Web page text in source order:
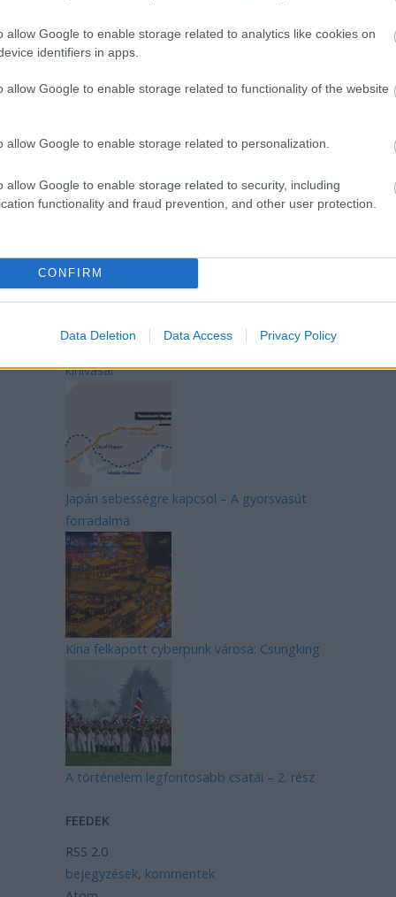
allow Google to enable storage related to analytics like cookies on
identifiers in apps.
allow Google to enable storage related to functionality of the website
allow Google to enable storage related to personalization.
allow Google to enable storage related to security, including
functionality and fraud prevention, and other user protection.
CONFIRM
Data Deletion Data Access Privacy Policy
Mik alakítják a gondolkodásod? Avagy a
Az egygyermekes politika és Kína gazdasági
kihívásai
Japán sebességre kapcsol – A gyorsvasút
forradalma
Kína felkapott cyberpunk városa: Csungking
A történelem legfontosabb csatái – 2. rész
FEEDEK
RSS 2.0
bejegyzések, kommentek